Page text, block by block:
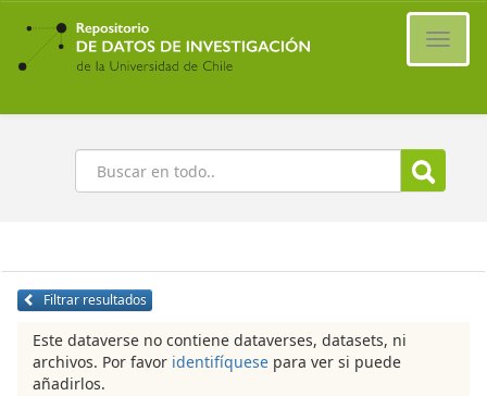
Ir
contenido
principal
Buscar
Filtrar resultados
Este dataverse no contiene dataverses, datasets, ni
archivos. Por favor identifíquese para ver si puede
añadirlos.